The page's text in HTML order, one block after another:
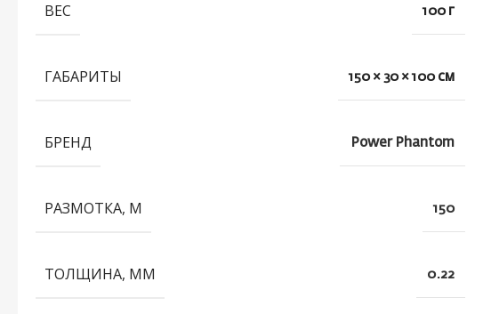
ВЕС 100 г
ГАБАРИТЫ 150 × 30 × 100 см
БРЕНД Power Phantom
РАЗМОТКА, М 150
ТОЛЩИНА, ММ 0.22